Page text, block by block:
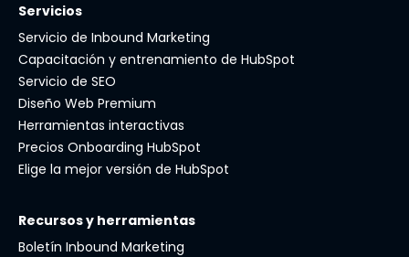
Servicios
Servicio de Inbound Marketing
Capacitación y entrenamiento de HubSpot
Servicio de SEO
Diseño Web Premium
Herramientas interactivas
Precios Onboarding HubSpot
Elige la mejor versión de HubSpot
Recursos y herramientas
Boletín Inbound Marketing